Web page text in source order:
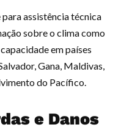
assistência técnica
sobre o clima como
em países
Gana, Maldivas,
do Pacífico.
e Danos